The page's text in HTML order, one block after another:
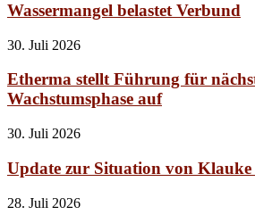
Wassermangel belastet Verbund
30. Juli 2026
Etherma stellt Führung für
Wachstumsphase auf
30. Juli 2026
Update zur Situation von Klauke
28. Juli 2026